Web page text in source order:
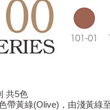
共5色
帶黃綠(Olive)，由淺黃綠